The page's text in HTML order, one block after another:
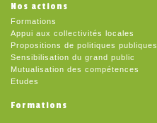
Nos actions
Formations
Appui aux collectivités locales
Propositions de politiques publiques
Sensibilisation du grand public
Mutualisation des compétences
Etudes
Formations